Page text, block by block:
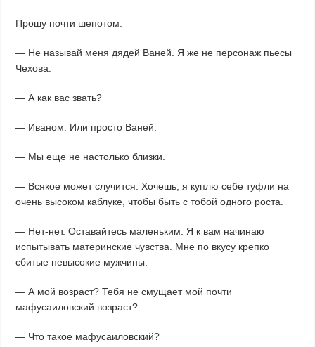
Прошу почти шепотом:
— Не называй меня дядей Ваней. Я же не персонаж пьесы
Чехова.
— А как вас звать?
— Иваном. Или просто Ваней.
— Мы еще не настолько близки.
— Всякое может случится. Хочешь, я куплю себе туфли на
очень высоком каблуке, чтобы быть с тобой одного роста.
— Нет-нет. Оставайтесь маленьким. Я к вам начинаю
испытывать материнские чувства. Мне по вкусу крепко
сбитые невысокие мужчины.
— А мой возраст? Тебя не смущает мой почти
мафусаиловский возраст?
— Что такое мафусаиловский?